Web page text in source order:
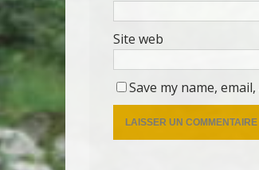
Site web
Save my name,